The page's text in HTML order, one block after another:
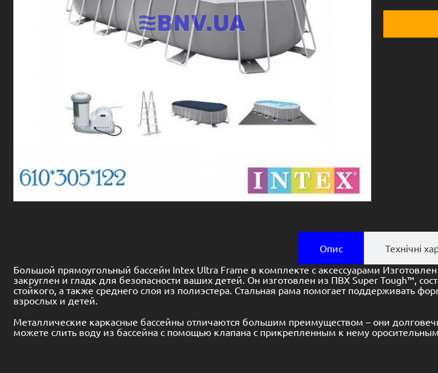
Опис
Технічні
Большой прямоугольный бассейн Intex Ultra Frame в комплекте с аксессуарами
закруглен и гладк для безопасности ваших детей. Он изготовлен из ПВХ Super Tough™,
стойкого, а также среднего слоя из полиэстера. Стальная рама помогает поддерживать
взрослых и детей.
Металлические каркасные бассейны отличаются большим преимуществом – они
можете слить воду из бассейна с помощью клапана с прикрепленным к нему